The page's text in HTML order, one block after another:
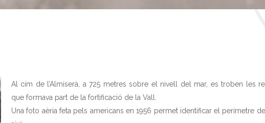
Al cim de l’Almiserà, a 725 metres sobre el nivell del mar, es troben les
que formava part de la fortificació de la Vall.
Una foto aèria feta pels americans en 1956 permet identificar el perímetre